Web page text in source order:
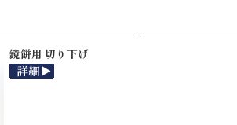
鏡餅用 切り下げ